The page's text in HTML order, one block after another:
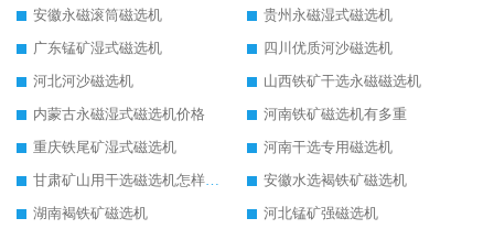
安徽永磁滚筒磁选机
贵州永磁湿式磁选机
广东锰矿湿式磁选机
四川优质河沙磁选机
河北河沙磁选机
山西铁矿干选永磁磁选机
内蒙古永磁湿式磁选机价格
河南铁矿磁选机有多重
重庆铁尾矿湿式磁选机
河南干选专用磁选机
甘肃矿山用干选磁选机怎样调磁
安徽水选褐铁矿磁选机
湖南褐铁矿磁选机
河北锰矿强磁选机